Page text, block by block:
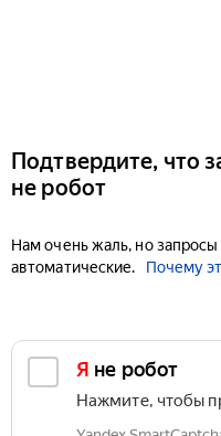
Подтвердите, что
не робот
Нам очень жаль, но
автоматические.
Почему
Я не робот
Нажмите, чтобы